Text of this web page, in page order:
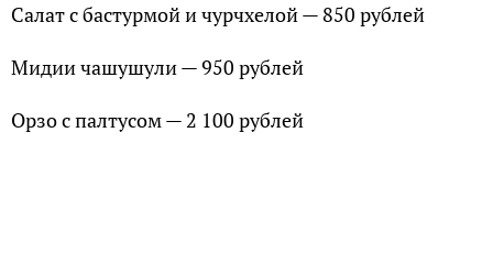
Салат с бастурмой и чурчхелой — 850 рублей
Мидии чашушули — 950 рублей
Орзо с палтусом — 2 100 рублей